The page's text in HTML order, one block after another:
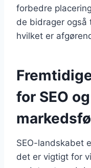
forbedre
de bidrager også
hvilket er
for SEO
SEO-landskabet
det er vigtigt for